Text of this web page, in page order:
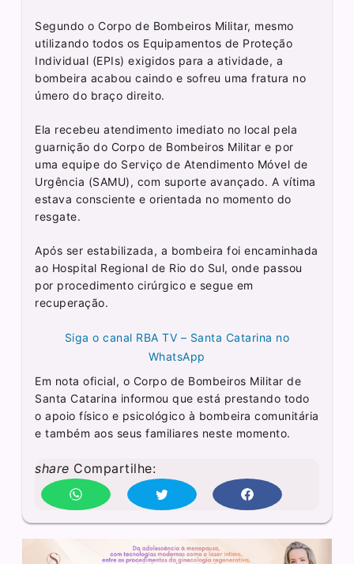
Segundo o Corpo de Bombeiros Militar, mesmo
utilizando todos os Equipamentos de Proteção
Individual (EPIs) exigidos para a atividade, a
bombeira acabou caindo e sofreu uma fratura no
úmero do braço direito.
Ela recebeu atendimento imediato no local pela
guarnição do Corpo de Bombeiros Militar e por
uma equipe do Serviço de Atendimento Móvel de
Urgência (SAMU), com suporte avançado. A vítima
estava consciente e orientada no momento do
resgate.
Após ser estabilizada, a bombeira foi encaminhada
ao Hospital Regional de Rio do Sul, onde passou
por procedimento cirúrgico e segue em
recuperação.
Siga o canal RBA TV – Santa Catarina no
WhatsApp
Em nota oficial, o Corpo de Bombeiros Militar de
Santa Catarina informou que está prestando todo
o apoio físico e psicológico à bombeira comunitária
e também aos seus familiares neste momento.
share Compartilhe: